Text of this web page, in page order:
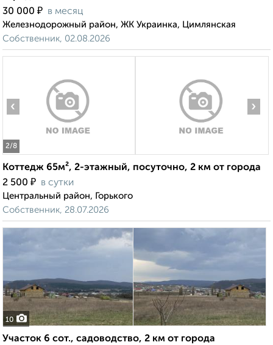
30 000 ₽ в месяц
Железнодорожный район, ЖК Украинка, Цимлянская
Собственник, 02.08.2026
2/8
‹ ›
Коттедж 65м², 2-этажный, посуточно, 2 км от города
2 500 ₽ в сутки
Центральный район, Горького
Собственник, 28.07.2026
10
Участок 6 сот., садоводство, 2 км от города